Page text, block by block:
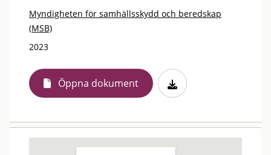
Myndigheten för samhällsskydd och beredskap
(MSB)
2023
Öppna dokument